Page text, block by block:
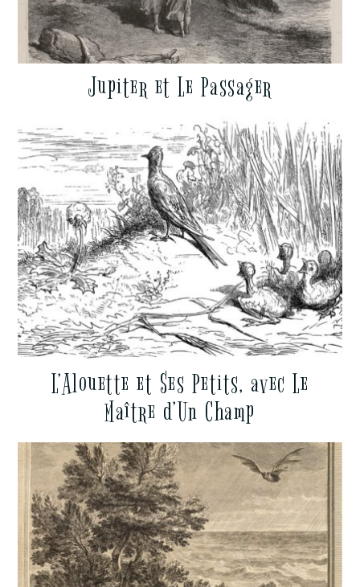
Jupiter et Le Passager
L’Alouette et Ses Petits, avec Le
Maître d’Un Champ